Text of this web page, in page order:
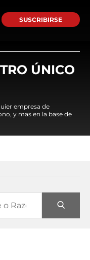
SUSCRIBIRSE
ÚNICO
empresa de
y mas en la base de